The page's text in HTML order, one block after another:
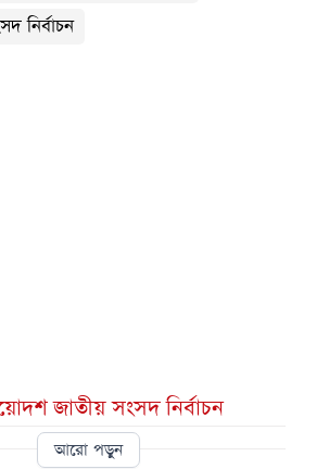
নির্বাচন
জাতীয় সংসদ নির্বাচন
আরো পড়ুন